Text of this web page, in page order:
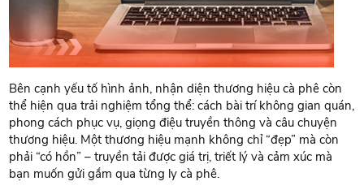
Bên cạnh yếu tố hình ảnh, nhận diện thương hiệu cà phê còn
thể hiện qua trải nghiệm tổng thể: cách bài trí không gian quán,
phong cách phục vụ, giọng điệu truyền thông và câu chuyện
thương hiệu. Một thương hiệu mạnh không chỉ “đẹp” mà còn
phải “có hồn” – truyền tải được giá trị, triết lý và cảm xúc mà
bạn muốn gửi gắm qua từng ly cà phê.